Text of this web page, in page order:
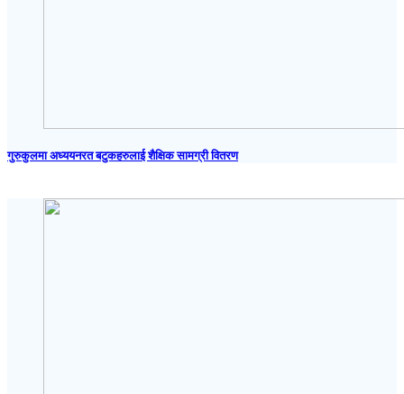
गुरुकुलमा अध्ययनरत बटुकहरुलाई शैक्षिक सामग्री वितरण